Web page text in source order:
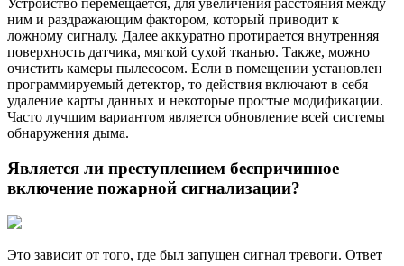
ним и раздражающим фактором, который приводит к
ложному сигналу. Далее аккуратно протирается внутренняя
поверхность датчика, мягкой сухой тканью. Также, можно
очистить камеры пылесосом. Если в помещении установлен
программируемый детектор, то действия включают в себя
удаление карты данных и некоторые простые модификации.
Часто лучшим вариантом является обновление всей системы
обнаружения дыма.
Является ли преступлением беспричинное
включение пожарной сигнализации?
Это зависит от того, где был запущен сигнал тревоги. Ответ